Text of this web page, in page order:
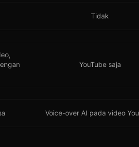
Tidak
YouTube saja
Voice-over AI pada video